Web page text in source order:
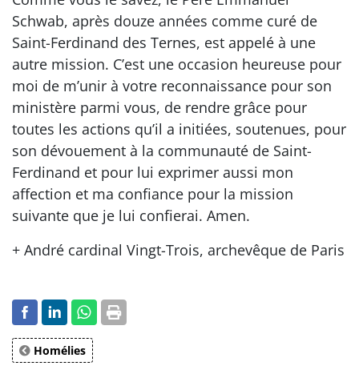
Schwab, après douze années comme curé de
Saint-Ferdinand des Ternes, est appelé à une
autre mission. C’est une occasion heureuse pour
moi de m’unir à votre reconnaissance pour son
ministère parmi vous, de rendre grâce pour
toutes les actions qu’il a initiées, soutenues, pour
son dévouement à la communauté de Saint-
Ferdinand et pour lui exprimer aussi mon
affection et ma confiance pour la mission
suivante que je lui confierai. Amen.
+ André cardinal Vingt-Trois, archevêque de Paris
Homélies